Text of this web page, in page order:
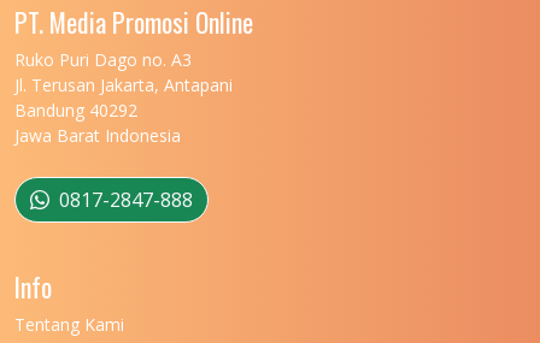
PT. Media Promosi Online
Ruko Puri Dago no. A3
Jl. Terusan Jakarta, Antapani
Bandung 40292
Jawa Barat Indonesia
0817-2847-888
Info
Tentang Kami